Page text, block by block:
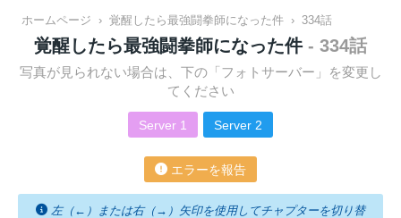
ホームページ › 覚醒したら最強闘拳師になった件 › 334話
覚醒したら最強闘拳師になった件 - 334話
写真が見られない場合は、下の「フォトサーバー」を変更し
てください
Server 1 Server 2
エラーを報告
左（←）または右（→）矢印を使用してチャプターを切り替